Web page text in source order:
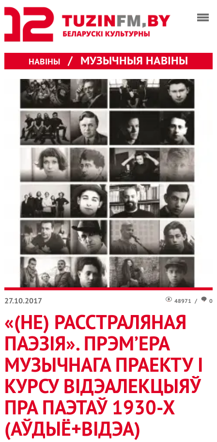
НАВІНЫ / МУЗЫЧНЫЯ НАВІНЫ
48971 / 0
27.10.2017
«(НЕ) РАССТРАЛЯНАЯ
ПАЭЗІЯ». ПРЭМ’ЕРА
МУЗЫЧНАГА ПРАЕКТУ І
КУРСУ ВІДЭАЛЕКЦЫЯЎ
ПРА ПАЭТАЎ 1930-Х
(АЎДЫЁ+ВІДЭА)